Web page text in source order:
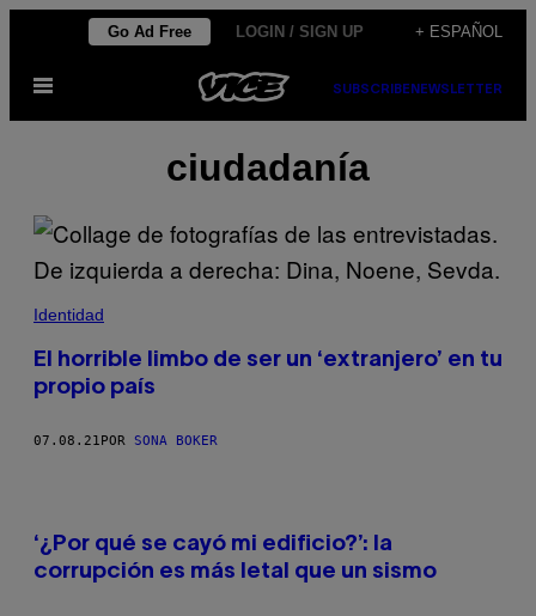
contenido
Go Ad Free LOGIN / SIGN UP + ESPAÑOL
Abrir
SUBSCRIBE NEWSLETTER
ciudadanía
Identidad
El horrible limbo de ser un ‘extranjero’ en tu
propio país
07.08.21 POR SONA BOKER
‘¿Por qué se cayó mi edificio?’: la
corrupción es más letal que un sismo